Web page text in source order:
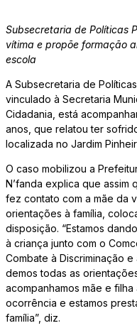
Subsecretaria de Políticas
vítima e propõe formação
escola
A Subsecretaria de
vinculado à Secretaria
Cidadania, está
anos, que relatou ter
localizada no Jardim
O caso mobilizou a
N’fanda explica que assim
fez contato com a mãe da
orientações à família,
disposição. “Estamos
à criança junto com o
Combate à Discriminação e
demos todas as
acompanhamos mãe e
ocorrência e estamos
família”, diz.